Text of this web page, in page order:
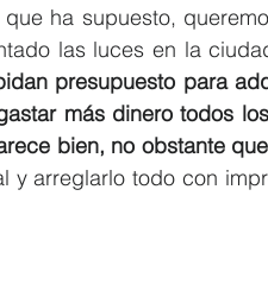
ha supuesto,
presupuesto para
más dinero todos
bien, no obstante
y arreglarlo todo con